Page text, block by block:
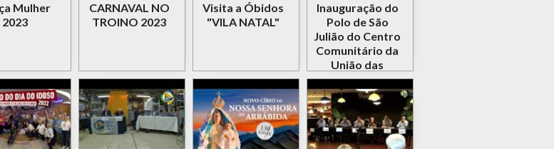
Mulher
2023
CARNAVAL NO
TROINO 2023
Visita a Óbidos
"VILA NATAL"
Inauguração do
Polo de São
Julião do Centro
Comunitário da
União das
Freguesias de
Setúbal